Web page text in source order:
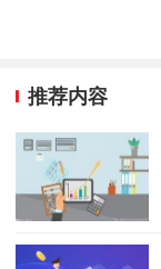
推荐内容